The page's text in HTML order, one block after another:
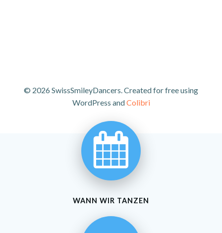
© 2026 SwissSmileyDancers. Created for free using
WordPress andColibri
WANN WIR TANZEN